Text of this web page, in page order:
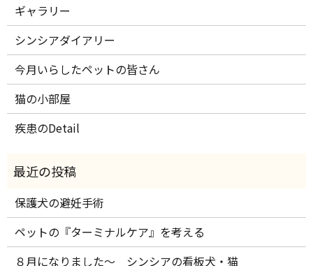
ギャラリー
シンシアダイアリー
今月いらしたペットの皆さん
猫の小部屋
疾患のDetail
保護犬の避妊手術
ペットの『ターミナルケア』を考える
８月になりました～ シンシアの看板犬・猫